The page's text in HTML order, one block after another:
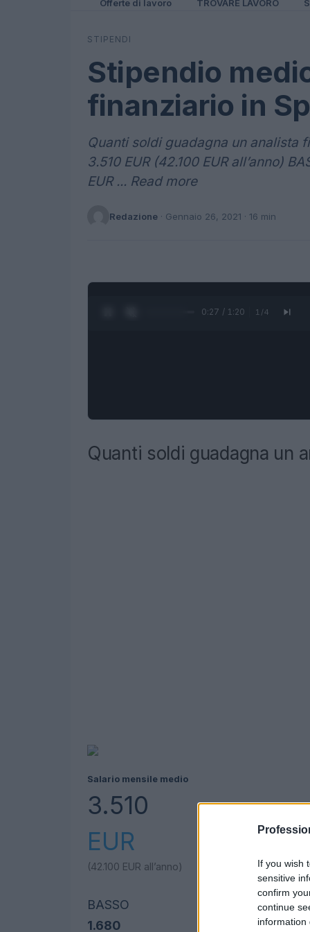
If you wish
sensitive
confirm
continue
information
Offerte di lavoro TROVARE LAVORO
STIPENDI
Stipendio
finanziario in
Quanti soldi guadagna un analista
3.510 EUR (42.100 EUR all’anno)
EUR ... Read more
Redazione · Gennaio 26, 2021 · 16 min
0:27 / 1:20 1 /4
Quanti soldi guadagna un
Salario mensile medio
3.510
EUR
(42.100 EUR all’anno)
BASSO
1.680